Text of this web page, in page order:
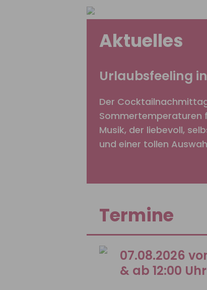
Aktuelles
Urlaubsfeeling
Der
Sommertemperaturen
Musik, der liebevoll,
und einer tollen
Termine
07.08.2026
& ab 12:00